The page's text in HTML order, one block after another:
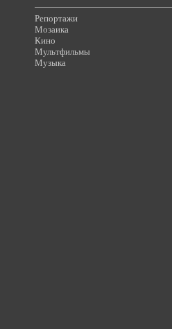
Репортажи
Мозаика
Кино
Мультфильмы
Музыка